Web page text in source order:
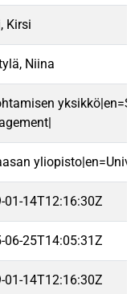
Kirsi
Niina
01-14T12:16:30Z
06-25T14:05:31Z
01-14T12:16:30Z